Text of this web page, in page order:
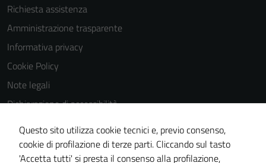
Richiesta assistenza
Amministrazione trasparente
Informativa privacy
Cookie Policy
Note legali
Dichiarazione di accessibilità
Dichiarazione di accessibilità Servizi
Whistleblowing
Questo sito utilizza cookie tecnici e, previo consenso,
cookie di profilazione di terze parti. Cliccando sul tasto
'Accetta tutti' si presta il consenso alla profilazione,